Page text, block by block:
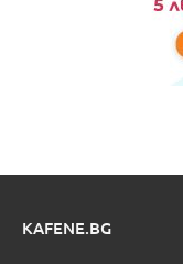
KAFENE.BG